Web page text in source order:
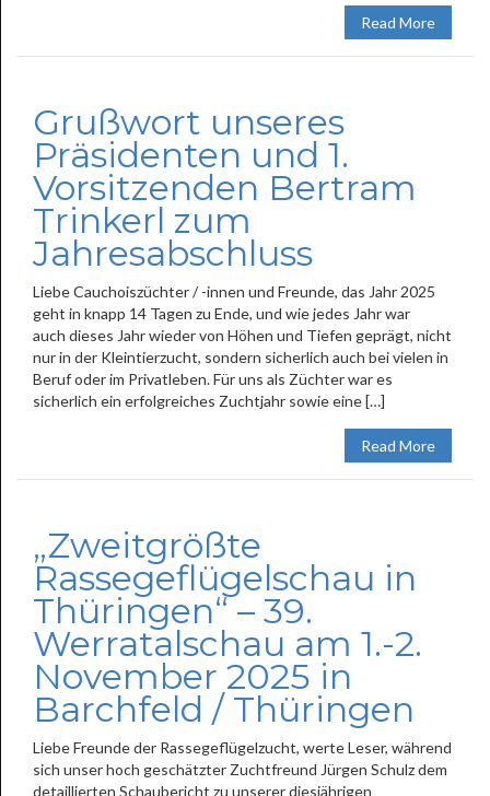
Read More
Grußwort unseres
Präsidenten und 1.
Vorsitzenden Bertram
Trinkerl zum
Jahresabschluss
Liebe Cauchoiszüchter / -innen und Freunde, das Jahr 2025
geht in knapp 14 Tagen zu Ende, und wie jedes Jahr war
auch dieses Jahr wieder von Höhen und Tiefen geprägt, nicht
nur in der Kleintierzucht, sondern sicherlich auch bei vielen in
Beruf oder im Privatleben. Für uns als Züchter war es
sicherlich ein erfolgreiches Zuchtjahr sowie eine […]
Read More
„Zweitgrößte
Rassegeflügelschau in
Thüringen“ – 39.
Werratalschau am 1.-2.
November 2025 in
Barchfeld / Thüringen
Liebe Freunde der Rassegeflügelzucht, werte Leser, während
sich unser hoch geschätzter Zuchtfreund Jürgen Schulz dem
detaillierten Schaubericht zu unserer diesjährigen